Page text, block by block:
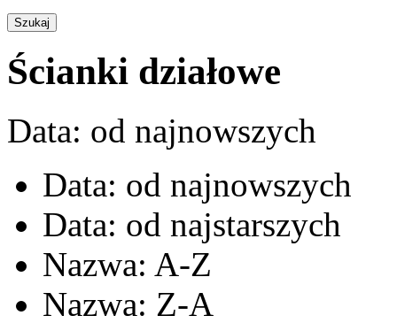
Ścianki działowe
Data: od najnowszych
Data: od najnowszych
Data: od najstarszych
Nazwa: A-Z
Nazwa: Z-A